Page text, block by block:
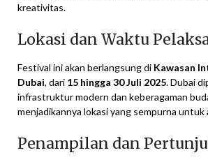
kreativitas.
Lokasi dan Waktu
Festival ini akan berlangsung di Kawasan
Dubai, dari 15 hingga 30 Juli 2025. Dubai
infrastruktur modern dan keberagaman
menjadikannya lokasi yang sempurna untuk
Penampilan dan